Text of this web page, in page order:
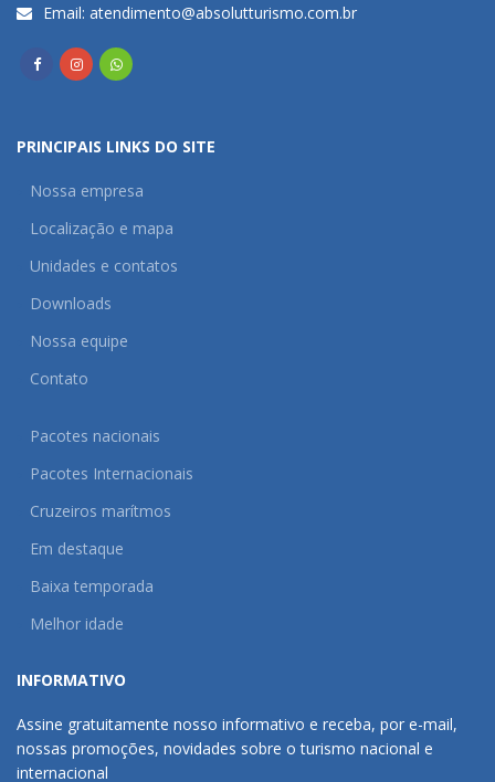
Email: atendimento@absolutturismo.com.br
PRINCIPAIS LINKS DO SITE
Nossa empresa
Localização e mapa
Unidades e contatos
Downloads
Nossa equipe
Contato
Pacotes nacionais
Pacotes Internacionais
Cruzeiros marítmos
Em destaque
Baixa temporada
Melhor idade
INFORMATIVO
Assine gratuitamente nosso informativo e receba, por e-mail,
nossas promoções, novidades sobre o turismo nacional e
internacional